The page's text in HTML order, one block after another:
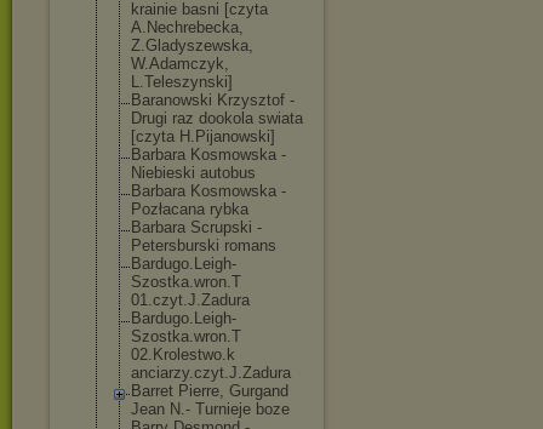
krainie basni [czyta
A.Nechrebecka,
Z.Gladyszewska,
W.Adamczyk,
L.Teleszynski]
Baranowski Krzysztof -
Drugi raz dookola swiata
[czyta H.Pijanowski]
Barbara Kosmowska -
Niebieski autobus
Barbara Kosmowska -
Pozłacana rybka
Barbara Scrupski -
Petersburski romans
Bardugo.Leigh-
Szostka.wron.T
01.czyt.J.Zadura
Bardugo.Leigh-
Szostka.wron.T
02.Krolestwo.k
anciarzy.czyt.J.Zadura
Barret Pierre, Gurgand
Jean N.- Turnieje boze